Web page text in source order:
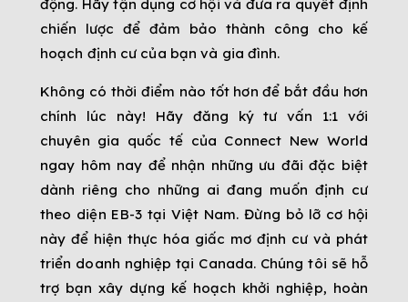
động. Hãy tận dụng cơ hội và đưa ra quyết định
chiến lược để đảm bảo thành công cho kế
hoạch định cư của bạn và gia đình.
Không có thời điểm nào tốt hơn để bắt đầu hơn
chính lúc này! Hãy đăng ký tư vấn 1:1 với
chuyên gia quốc tế của Connect New World
ngay hôm nay để nhận những ưu đãi đặc biệt
dành riêng cho những ai đang muốn định cư
theo diện EB-3 tại Việt Nam. Đừng bỏ lỡ cơ hội
này để hiện thực hóa giấc mơ định cư và phát
triển doanh nghiệp tại Canada. Chúng tôi sẽ hỗ
trợ bạn xây dựng kế hoạch khởi nghiệp, hoàn